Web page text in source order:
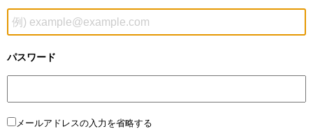
パスワード
メールアドレスの入力を省略する